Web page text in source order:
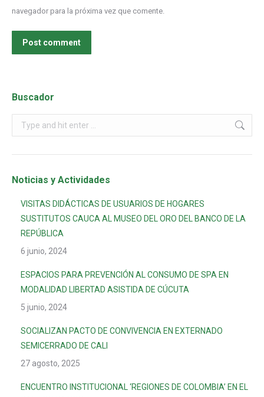
navegador para la próxima vez que comente.
Post comment
Buscador
Noticias y Actividades
VISITAS DIDÁCTICAS DE USUARIOS DE HOGARES
SUSTITUTOS CAUCA AL MUSEO DEL ORO DEL BANCO DE LA
REPÚBLICA
6 junio, 2024
ESPACIOS PARA PREVENCIÓN AL CONSUMO DE SPA EN
MODALIDAD LIBERTAD ASISTIDA DE CÚCUTA
5 junio, 2024
SOCIALIZAN PACTO DE CONVIVENCIA EN EXTERNADO
SEMICERRADO DE CALI
27 agosto, 2025
ENCUENTRO INSTITUCIONAL ‘REGIONES DE COLOMBIA’ EN EL